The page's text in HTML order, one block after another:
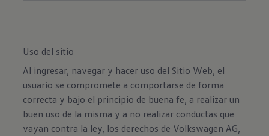
Uso del sitio
Al ingresar, navegar y hacer uso del Sitio Web, el
usuario se compromete a comportarse de forma
correcta y bajo el principio de buena fe, a realizar un
buen uso de la misma y a no realizar conductas que
vayan contra la ley, los derechos de Volkswagen AG,